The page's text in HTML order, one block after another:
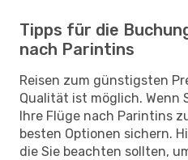
Tipps für die
nach Parintins
Reisen zum günstigsten
Qualität ist möglich. Wenn
Ihre Flüge nach Parintins
besten Optionen sichern.
die Sie beachten sollten,